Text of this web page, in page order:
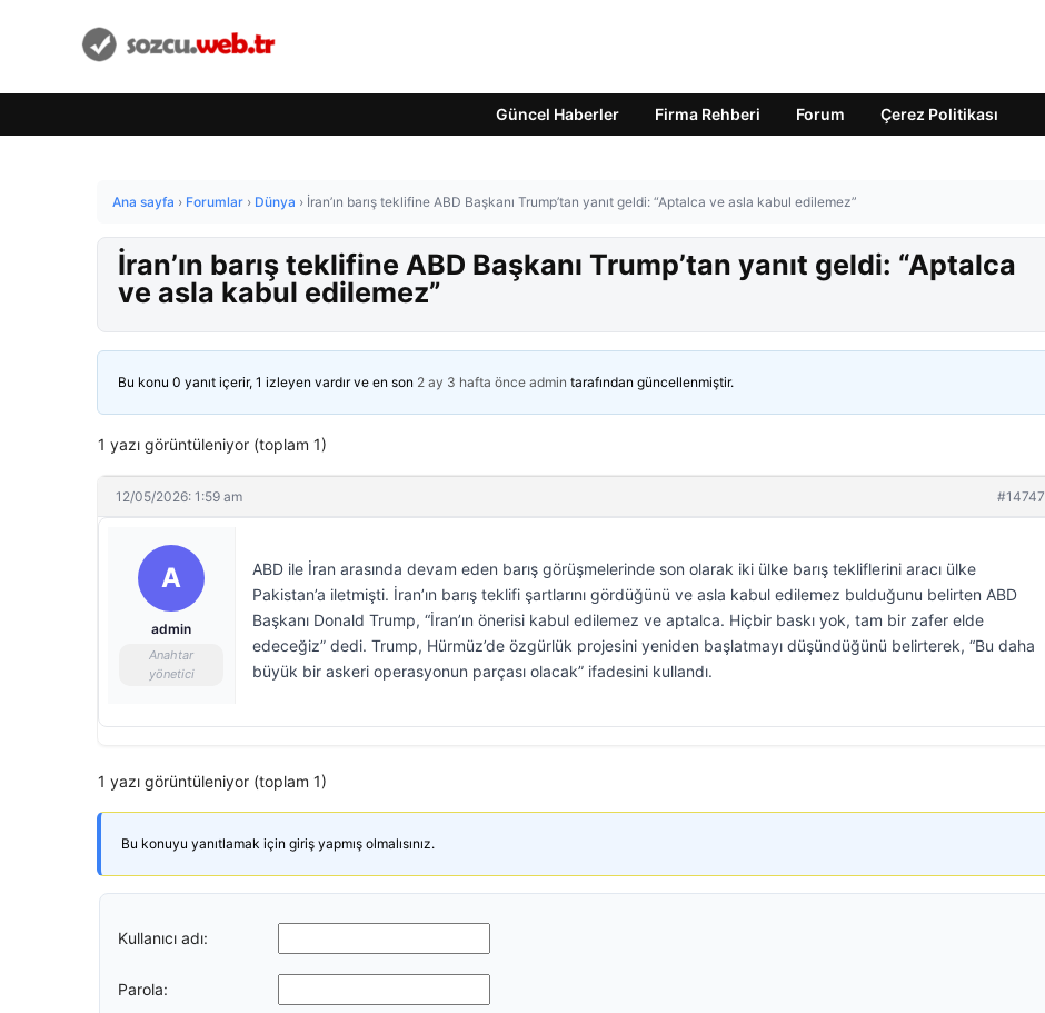
Güncel Haberler Firma Rehberi Forum Çerez Politikası
Ana sayfa › Forumlar › Dünya › İran’ın barış teklifine ABD Başkanı Trump’tan yanıt geldi: “Aptalca ve asla kabul edilemez”
İran’ın barış teklifine ABD Başkanı Trump’tan yanıt geldi: “Aptalca
ve asla kabul edilemez”
Bu konu 0 yanıt içerir, 1 izleyen vardır ve en son 2 ay 3 hafta önce admin tarafından güncellenmiştir.
1 yazı görüntüleniyor (toplam 1)
12/05/2026: 1:59 am #14747
A
admin
Anahtar
yönetici
ABD ile İran arasında devam eden barış görüşmelerinde son olarak iki ülke barış tekliflerini aracı ülke
Pakistan’a iletmişti. İran’ın barış teklifi şartlarını gördüğünü ve asla kabul edilemez bulduğunu belirten ABD
Başkanı Donald Trump, “İran’ın önerisi kabul edilemez ve aptalca. Hiçbir baskı yok, tam bir zafer elde
edeceğiz” dedi. Trump, Hürmüz’de özgürlük projesini yeniden başlatmayı düşündüğünü belirterek, “Bu daha
büyük bir askeri operasyonun parçası olacak” ifadesini kullandı.
1 yazı görüntüleniyor (toplam 1)
Bu konuyu yanıtlamak için giriş yapmış olmalısınız.
Kullanıcı adı:
Parola: